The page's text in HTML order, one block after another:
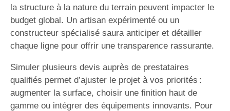
la structure à la nature du terrain peuvent impacter le
budget global. Un artisan expérimenté ou un
constructeur spécialisé saura anticiper et détailler
chaque ligne pour offrir une transparence rassurante.
Simuler plusieurs devis auprès de prestataires
qualifiés permet d’ajuster le projet à vos priorités :
augmenter la surface, choisir une finition haut de
gamme ou intégrer des équipements innovants. Pour